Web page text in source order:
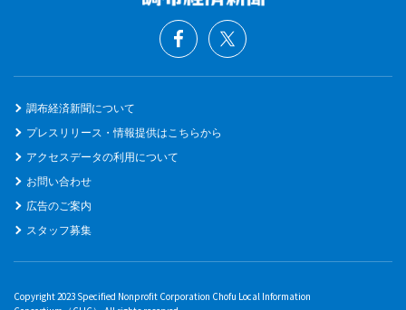
調布経済新聞について
プレスリリース・情報提供はこちらから
アクセスデータの利用について
お問い合わせ
広告のご案内
スタッフ募集
Copyright 2023 Specified Nonprofit Corporation Chofu Local Information